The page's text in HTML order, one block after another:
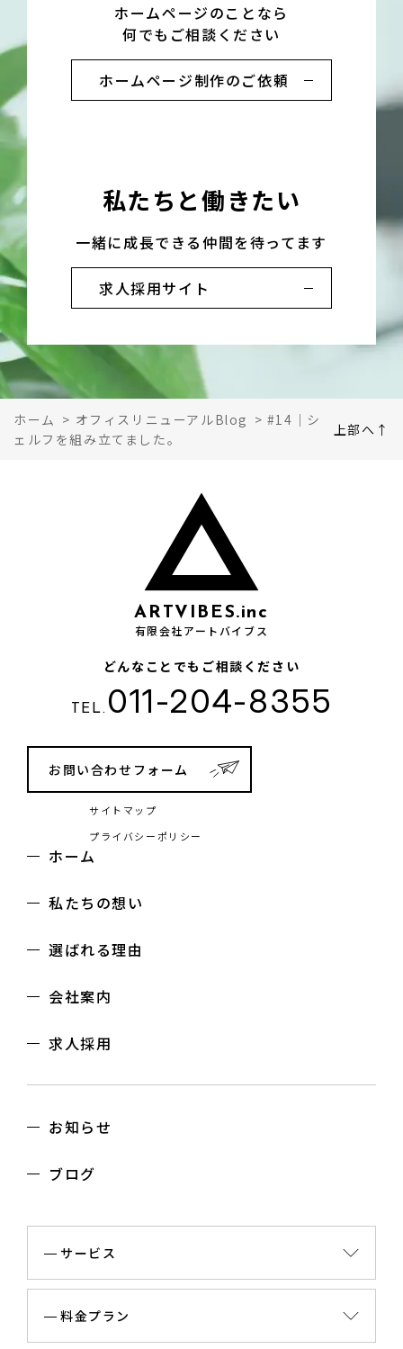
ホームページのことなら
何でもご相談ください
ホームページ制作のご依頼
私たちと働きたい
一緒に成長できる仲間を待ってます
求人採用サイト
ホーム > オフィスリニューアルBlog > #14｜シ
ェルフを組み立てました。
上部へ↑
ARTVIBES.inc
有限会社アートバイブス
どんなことでもご相談ください
TEL. 011-204-8355
お問い合わせフォーム
サイトマップ
プライバシーポリシー
ホーム
私たちの想い
選ばれる理由
会社案内
求人採用
お知らせ
ブログ
サービス
料金プラン